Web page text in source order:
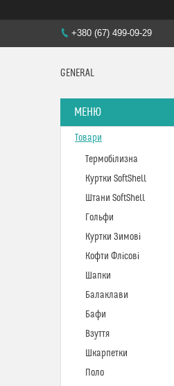
+380 (67) 499-09-29
GENERAL
Товари
Термобілизна
Куртки SoftShell
Штани SoftShell
Гольфи
Куртки Зимові
Кофти Флісові
Шапки
Балаклави
Бафи
Взуття
Шкарпетки
Поло